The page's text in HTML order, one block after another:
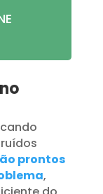
prontos
,